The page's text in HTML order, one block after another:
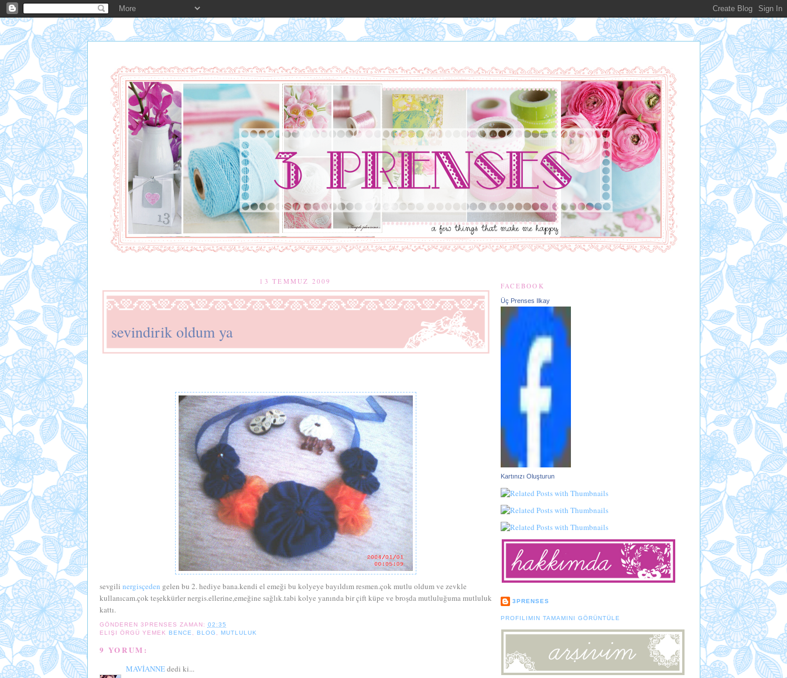
13 TEMMUZ 2009
sevindirik oldum ya
sevgili nergisçeden gelen bu 2. hediye bana.kendi el emeği bu kolyeye bayıldım resmen.çok mutlu oldum ve zevkle
kullanıcam.çok teşekkürler nergis.ellerine,emeğine sağlık.tabi kolye yanında bir çift küpe ve broşda mutluluğuma mutluluk
kattı.
GÖNDEREN 3PRENSES ZAMAN: 02:35
ELIŞI ÖRGÜ YEMEK BENCE, BLOG , MUTLULUK
9 YORUM:
MAVİANNEdedi ki...
FACEBOOK
Üç Prenses Ilkay
Kartınızı Oluşturun
3PRENSES
PROFILIMIN TAMAMINI GÖRÜNTÜLE